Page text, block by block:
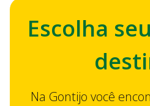
Escolha
Na Gontijo você